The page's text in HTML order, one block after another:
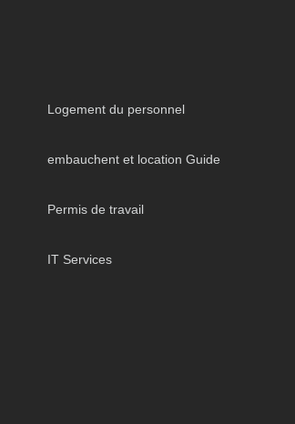
Logement du personnel
embauchent et location Guide
Permis de travail
IT Services